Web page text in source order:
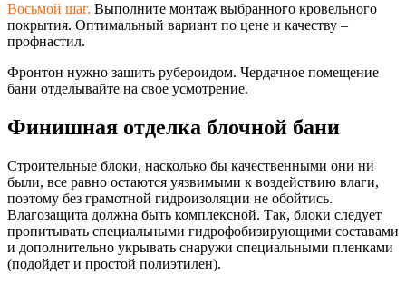
Восьмой шаг. Выполните монтаж выбранного кровельного
покрытия. Оптимальный вариант по цене и качеству –
профнастил.
Фронтон нужно зашить рубероидом. Чердачное помещение
бани отделывайте на свое усмотрение.
Финишная отделка блочной бани
Строительные блоки, насколько бы качественными они ни
были, все равно остаются уязвимыми к воздействию влаги,
поэтому без грамотной гидроизоляции не обойтись.
Влагозащита должна быть комплексной. Так, блоки следует
пропитывать специальными гидрофобизирующими составами
и дополнительно укрывать снаружи специальными пленками
(подойдет и простой полиэтилен).